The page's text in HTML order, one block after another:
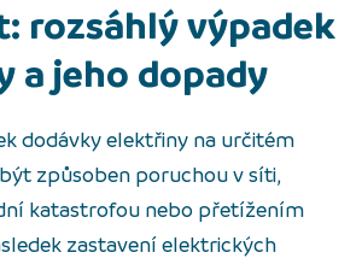
a jeho dopady
dodávky elektřiny na určitém
způsoben poruchou v síti,
katastrofou nebo přetížením
zastavení elektrických